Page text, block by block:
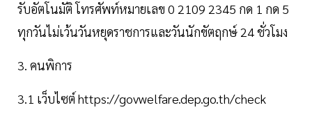
รับอัตโนมัติ โทรศัพท์หมายเลข 0 2109 2345 กด 1 กด 5
ทุกวันไม่เว้นวันหยุดราชการและวันนักขัตฤกษ์ 24 ชั่วโมง
3. คนพิการ
3.1 เว็บไซต์ https://govwelfare.dep.go.th/check